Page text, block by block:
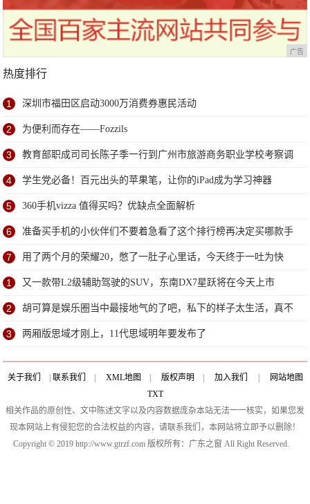
广告
热度排行
1 深圳市福田区启动3000万消费券惠民活动
2 为便利而存在——Fozzils
3 教育部职成司司长陈子季一行到广州市旅游商务职业学校考察调
研
4 学生党必备！百元出头的苹果笔，让你的iPad成为学习神器
5 360手机vizza 值得买吗？优缺点全面解析
6 准备买手机的小伙伴们不要着急看了这个排行榜再决定买哪款手
机吧
7 用了两个月的荣耀20，憋了一肚子心里话，今天终于一吐为快
1 又一款带L2级辅助驾驶的SUV，东南DX7星跃将在今天上市
2 胡可算是娱乐圈当中最接地气的了吧，私下的样子太生活，真不
做作
3 两厢版思域才刚上，11代思域明年要发布了
关于我们 联系我们 XML地图 版权声明 加入我们
网站地图
TXT
相关作品的原创性、文中陈述文字以及内容数据庞杂本站无法一一核实，如果您发
现本网站上有侵犯您的合法权益的内容，请联系我们，本网站将立即予以删除！
Copyright © 2019 http://www.gtrzf.com 版权所有：广东之窗 All Right Reserved.